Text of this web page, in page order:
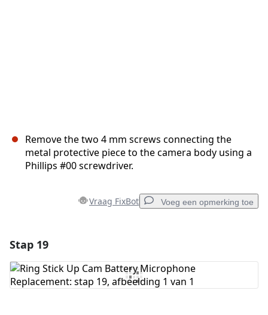
Remove the two 4 mm screws connecting the
metal protective piece to the camera body using a
Phillips #00 screwdriver.
Vraag FixBot Voeg een opmerking toe
Voeg opmerking toe
Stap 19